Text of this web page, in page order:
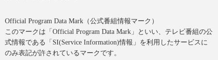
Official Program Data Mark（公式番組情報マーク）
このマークは「Official Program Data Mark」といい、テレビ番組の公
式情報である「SI(Service Information)情報」を利用したサービスに
のみ表記が許されているマークです。